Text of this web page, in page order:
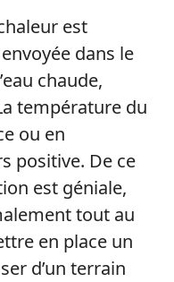
est
dans le
chaude,
température du
ou en
positive. De ce
est géniale,
tout au
en place un
d’un terrain